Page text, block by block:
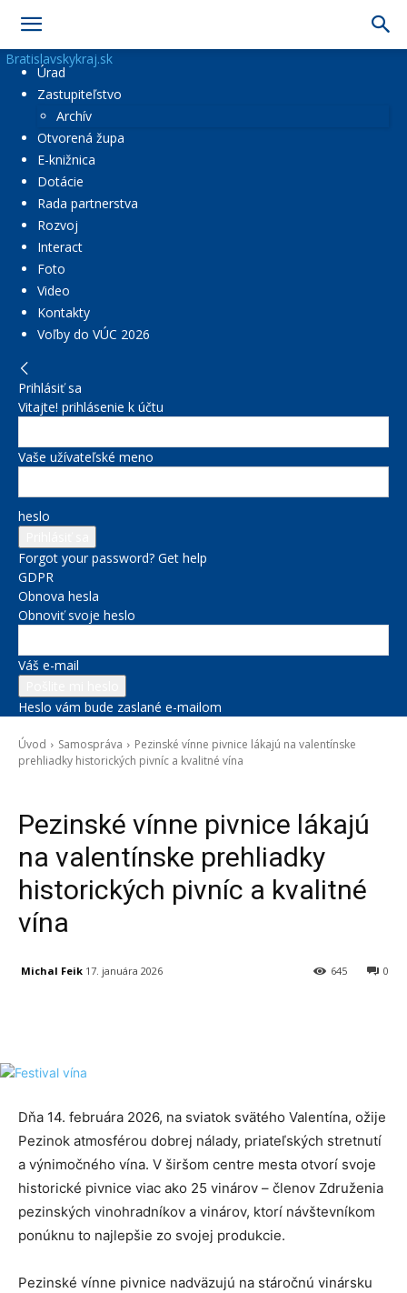
Bratislavskykraj.sk
Úrad
Zastupiteľstvo
Archív
Otvorená župa
E-knižnica
Dotácie
Rada partnerstva
Rozvoj
Interact
Foto
Video
Kontakty
Voľby do VÚC 2026
Prihlásiť sa
Vitajte! prihlásenie k účtu
Vaše užívateľské meno
heslo
Forgot your password? Get help
GDPR
Obnova hesla
Obnoviť svoje heslo
Váš e-mail
Heslo vám bude zaslané e-mailom
Úvod Samospráva
Pezinské vínne pivnice lákajú na valentínske
prehliadky historických pivníc a kvalitné vína
Pezinské vínne pivnice lákajú
na valentínske prehliadky
historických pivníc a kvalitné
vína
Michal Feik 17. januára 2026 0
645
Dňa 14. februára 2026, na sviatok svätého Valentína, ožije
Pezinok atmosférou dobrej nálady, priateľských stretnutí
a výnimočného vína. V širšom centre mesta otvorí svoje
historické pivnice viac ako 25 vinárov – členov Združenia
pezinských vinohradníkov a vinárov, ktorí návštevníkom
ponúknu to najlepšie zo svojej produkcie.
Pezinské vínne pivnice nadväzujú na stáročnú vinársku